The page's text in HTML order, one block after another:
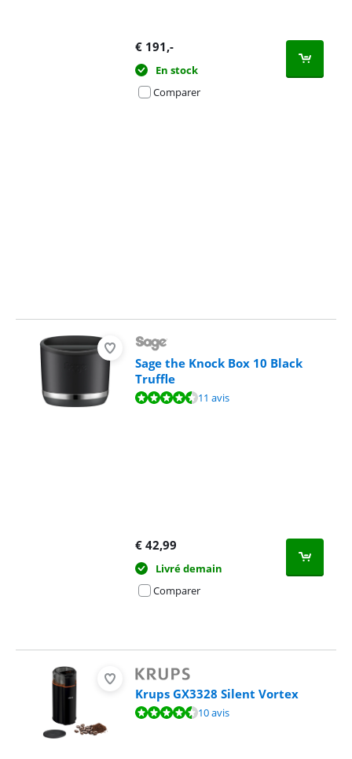
€ 191,-
En stock
Comparer
Sage the Knock Box 10 Black
Truffle
La note est de 8,6 sur 10, basée sur 11 avis.11 avis
€ 42,99
Livré demain
Comparer
Krups GX3328 Silent Vortex
La note est de 9,2 sur 10, basée sur 10 avis.10 avis